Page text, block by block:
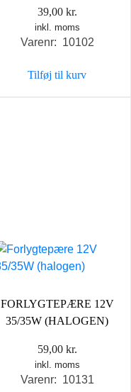
39,00 kr.
inkl. moms
Varenr: 10102
Tilføj til kurv
FORLYGTEPÆRE 12V
35/35W (HALOGEN)
59,00 kr.
inkl. moms
Varenr: 10131